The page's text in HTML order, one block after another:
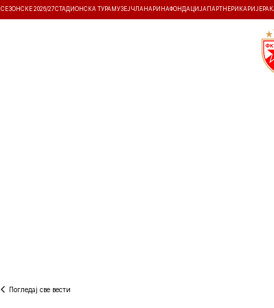
СЕЗОНСКЕ 2026/27СТАДИОНСКА ТУРА МУЗЕЈ ЧЛАНАРИНАФОНДАЦИЈА ПАРТНЕРИ КАРИЈЕРА
Погледај све вести